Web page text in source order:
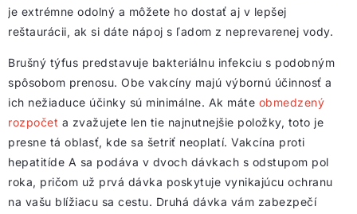
je extrémne odolný a môžete ho dostať aj v lepšej
reštaurácii, ak si dáte nápoj s ľadom z neprevarenej vody.
Brušný týfus predstavuje bakteriálnu infekciu s podobným
spôsobom prenosu. Obe vakcíny majú výbornú účinnosť a
ich nežiaduce účinky sú minimálne. Ak máte obmedzený
rozpočet a zvažujete len tie najnutnejšie položky, toto je
presne tá oblasť, kde sa šetriť neoplatí. Vakcína proti
hepatitíde A sa podáva v dvoch dávkach s odstupom pol
roka, pričom už prvá dávka poskytuje vynikajúcu ochranu
na vašu blížiacu sa cestu. Druhá dávka vám zabezpečí